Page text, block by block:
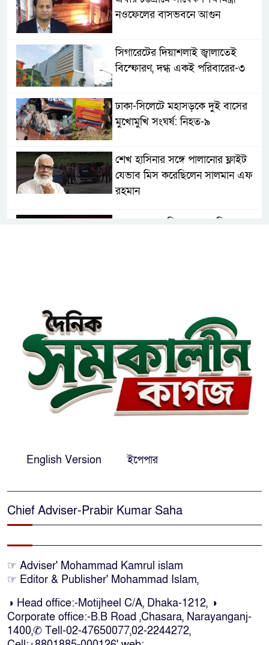
নওফেলের বাসভবনে আগুন
সিগারেটের দিয়াশলাই জ্বালাতেই
বিস্ফোরণ, দগ্ধ একই পরিবারের-৩
ঢাকা-সিলেটে মহাসড়কে দুই বাসের
মুখোমুখি সংঘর্ষ: নিহত-৯
শেখ হাসিনার সঙ্গে পালানোর ফ্লাইট
যেভাব মিস করেছিলেন সালমান এফ
রহমান
দেশের সকল বিমানবন্দরে নিরাপত্তা
নারায়ণগঞ্জে ডিবি পুলিশ পরিচয়ে ১৮
লাখ টাকা ছিনতাইয়ের অভিযোগে
মামলা
এনসিপির মুখ্য সমন্বয়ক নাসীরুদ্দীন
পাটওয়ারীকে নারায়ণগঞ্জে অবাঞ্ছিত
‘আমাকে ফাঁসি দিয়ে দেন’ আন্তর্জাতিক
সোনারগাঁয়ের জলাবদ্ধতা নিরসনে দ্রুত
পদক্ষেপের নির্দেশ: বিভাগীয়
নারায়ণগঞ্জে দিনমজুরের রহস্যজনক
মৃত্যু, শরীরে নির্যাতনের চিহ্ন প্রস্ফুটিত
প্রাণনাশের আশঙ্কা থাকলেও ডিসেম্বরের
English Version ইপেপার
Chief Adviser-Prabir Kumar Saha
☞ Adviser' Mohammad Kamrul islam
☞ Editor & Publisher' Mohammad Islam,
◑ Head office:-Motijheel C/A, Dhaka-1212, ◑
Corporate office:-B.B Road ,Chasara, Narayanganj-
1400,✆ Tell-02-47650077,02-2244272,